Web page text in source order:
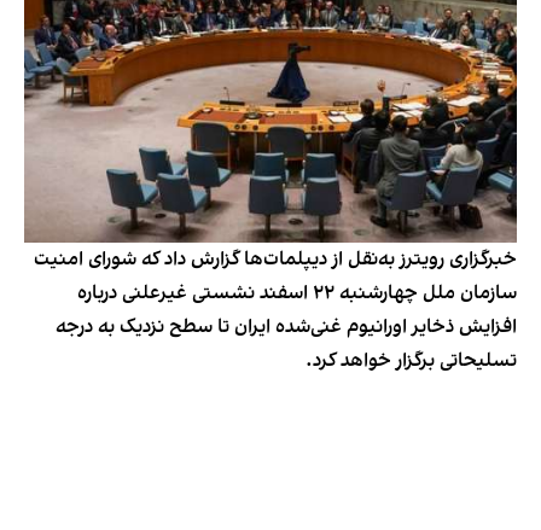
خبرگزاری رویترز به‌نقل از دیپلمات‌ها گزارش داد که شورای امنیت
سازمان ملل چهارشنبه ۲۲ اسفند نشستی غیرعلنی درباره
افزایش ذخایر اورانیوم غنی‌شده ایران تا سطح نزدیک به درجه
تسلیحاتی برگزار خواهد کرد.